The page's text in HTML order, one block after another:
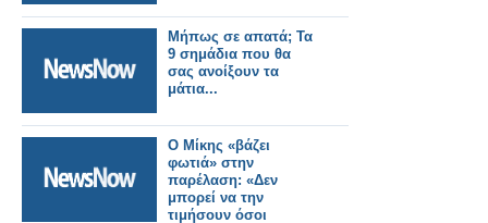
Μήπως σε απατά; Τα
9 σημάδια που θα
σας ανοίξουν τα
μάτια...
O Mίκης «βάζει
φωτιά» στην
παρέλαση: «Δεν
μπορεί να την
τιμήσουν όσοι